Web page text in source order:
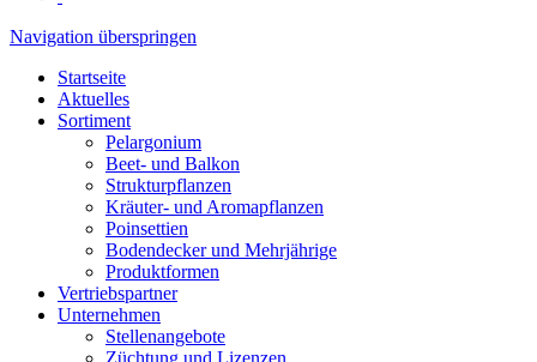
Navigation überspringen
Startseite
Aktuelles
Sortiment
Pelargonium
Beet- und Balkon
Strukturpflanzen
Kräuter- und Aromapflanzen
Poinsettien
Bodendecker und Mehrjährige
Produktformen
Vertriebspartner
Unternehmen
Stellenangebote
Züchtung und Lizenzen